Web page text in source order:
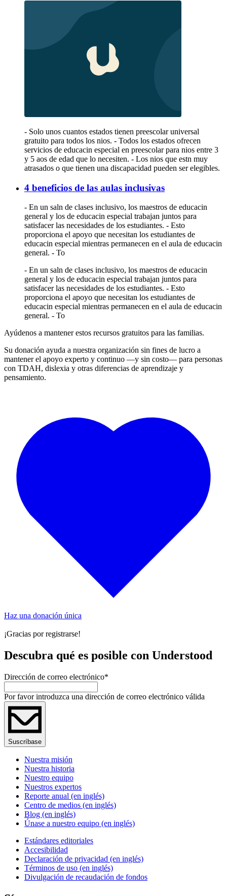
- Solo unos cuantos estados tienen preescolar universal
gratuito para todos los nios. - Todos los estados ofrecen
servicios de educacin especial en preescolar para nios entre 3
y 5 aos de edad que lo necesiten. - Los nios que estn muy
atrasados o que tienen una discapacidad pueden ser elegibles.
4 beneficios de las aulas inclusivas
- En un saln de clases inclusivo, los maestros de educacin
general y los de educacin especial trabajan juntos para
satisfacer las necesidades de los estudiantes. - Esto
proporciona el apoyo que necesitan los estudiantes de
educacin especial mientras permanecen en el aula de educacin
general. - To
- En un saln de clases inclusivo, los maestros de educacin
general y los de educacin especial trabajan juntos para
satisfacer las necesidades de los estudiantes. - Esto
proporciona el apoyo que necesitan los estudiantes de
educacin especial mientras permanecen en el aula de educacin
general. - To
Ayúdenos a mantener estos recursos gratuitos para las familias.
Su donación ayuda a nuestra organización sin fines de lucro a
mantener el apoyo experto y continuo —y sin costo— para personas
con TDAH, dislexia y otras diferencias de aprendizaje y
pensamiento.
Haz una donación única
¡Gracias por registrarse!
Descubra qué es posible con Understood
Dirección de correo electrónico*
Por favor introduzca una dirección de correo electrónico válida
Suscríbase
Nuestra misión
Nuestra historia
Nuestro equipo
Nuestros expertos
Reporte anual (en inglés)
Centro de medios (en inglés)
Blog (en inglés)
Únase a nuestro equipo (en inglés)
Estándares editoriales
Accesibilidad
Declaración de privacidad (en inglés)
Términos de uso (en inglés)
Divulgación de recaudación de fondos